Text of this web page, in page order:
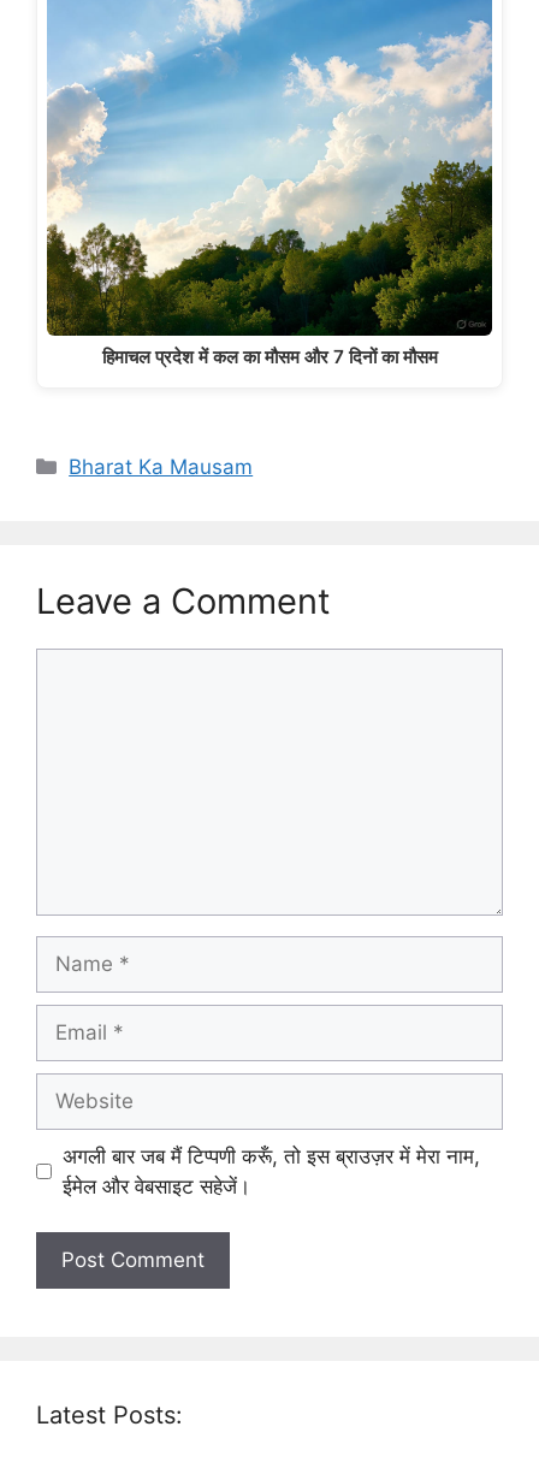
हिमाचल प्रदेश में कल का मौसम और 7 दिनों का मौसम
Categories
Bharat Ka Mausam
Leave a Comment
अगली बार जब मैं टिप्पणी करूँ, तो इस ब्राउज़र में मेरा नाम,
ईमेल और वेबसाइट सहेजें।
Latest Posts: